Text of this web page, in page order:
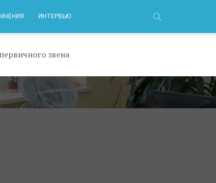
МНЕНИЯ ИНТЕРВЬЮ
звена